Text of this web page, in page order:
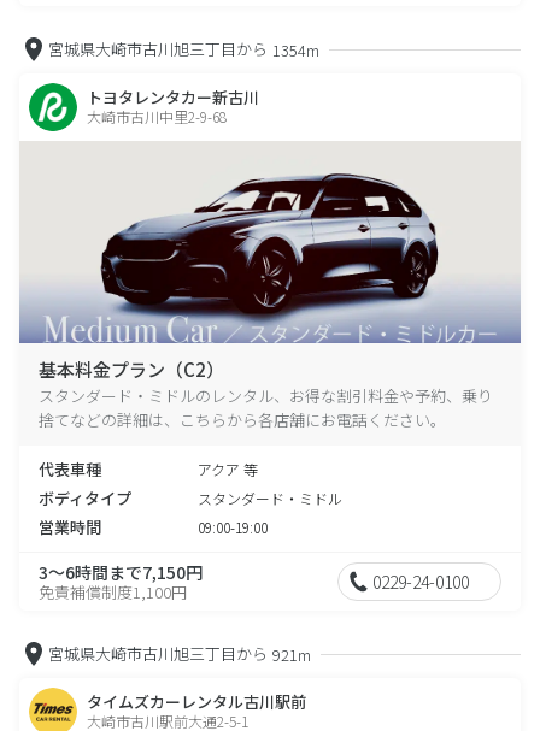
宮城県大崎市古川旭三丁目から 1354m
トヨタレンタカー新古川
大崎市古川中里2-9-68
基本料金プラン（C2）
スタンダード・ミドルのレンタル、お得な割引料金や予約、乗り
捨てなどの詳細は、こちらから各店舗にお電話ください。
代表車種 アクア 等
ボディタイプ スタンダード・ミドル
営業時間 09:00-19:00
3～6時間まで7,150円
免責補償制度1,100円 0229-24-0100
宮城県大崎市古川旭三丁目から 921m
タイムズカーレンタル古川駅前
大崎市古川駅前大通2-5-1